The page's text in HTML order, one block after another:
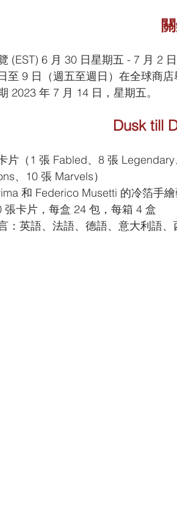
(EST) 6 月 30 日星期五 - 7 月 2
至 9 日（週五至週日）在全球商
2023 年 7 月 14 日，星期五。
Dusk till
片（1 張 Fabled、8 張
、10 張 Marvels）
和 Federico Musetti 的冷箔手
張卡片，每盒 24 包，每箱 4 盒
：英語、法語、德語、意大利語、